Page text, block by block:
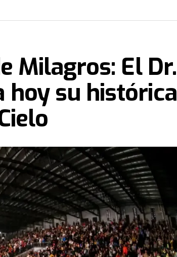
Milagros: El Dr.
hoy su histórica